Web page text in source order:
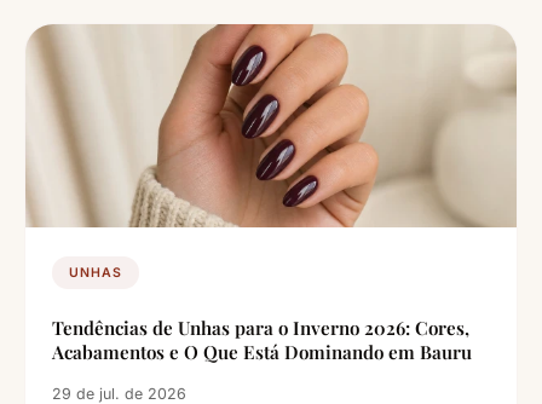
UNHAS
Tendências de Unhas para o Inverno 2026: Cores,
Acabamentos e O Que Está Dominando em Bauru
29 de jul. de 2026